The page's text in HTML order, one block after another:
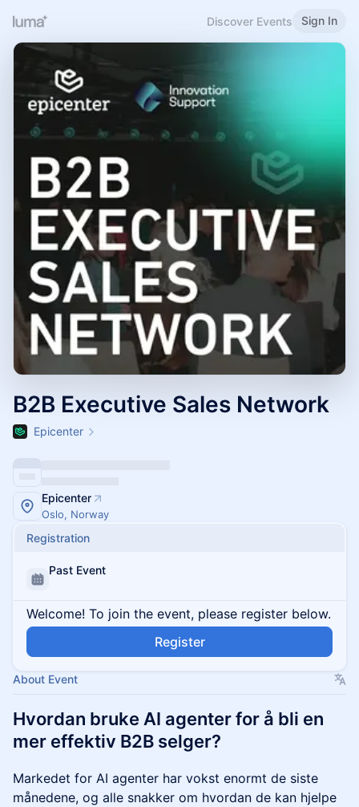
Discover Events Sign In
B2B Executive Sales Network
Epicenter
Epicenter
Oslo, Norway
Registration
Past Event
Welcome! To join the event, please register below.
Register
About Event
Hvordan bruke AI agenter for å bli en
mer effektiv B2B selger?
Markedet for AI agenter har vokst enormt de siste
månedene, og alle snakker om hvordan de kan hjelpe